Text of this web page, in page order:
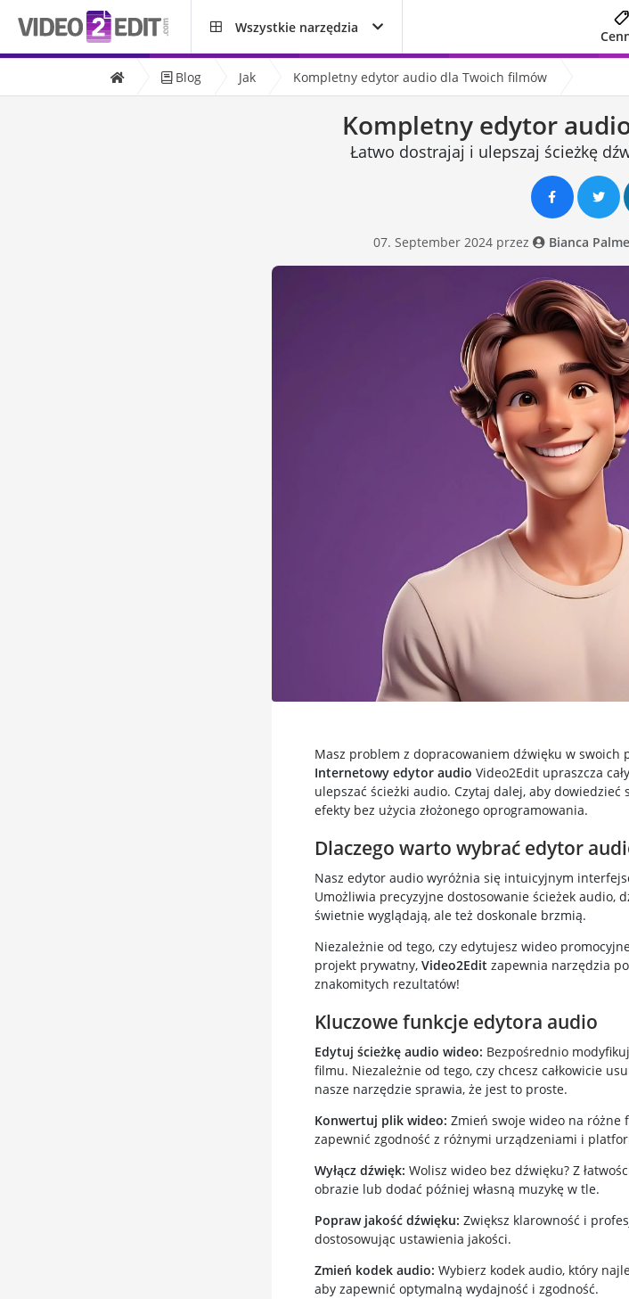
Wszystkie narzędzia
Blog Jak Kompletny edytor audio dla Twoich filmów
Kompletny edytor
Łatwo dostrajaj i ulepszaj ścieżkę
07. September 2024 przez Bianca
Masz problem z dopracowaniem dźwięku w swoich
Internetowy edytor audio Video2Edit upraszcza
ulepszać ścieżki audio. Czytaj dalej, aby
efekty bez użycia złożonego oprogramowania.
Dlaczego warto wybrać edytor
Nasz edytor audio wyróżnia się intuicyjnym
Umożliwia precyzyjne dostosowanie ścieżek audio,
świetnie wyglądają, ale też doskonale brzmią.
Niezależnie od tego, czy edytujesz wideo
projekt prywatny, Video2Editzapewnia narzędzia
znakomitych rezultatów!
Kluczowe funkcje edytora audio
Edytuj ścieżkę audio wideo: Bezpośrednio
filmu. Niezależnie od tego, czy chcesz całkowicie
nasze narzędzie sprawia, że jest to proste.
Konwertuj plik wideo: Zmień swoje wideo na różne
zapewnić zgodność z różnymi urządzeniami i
Wyłącz dźwięk: Wolisz wideo bez dźwięku? Z
obrazie lub dodać później własną muzykę w tle.
Popraw jakość dźwięku: Zwiększ klarowność i
dostosowując ustawienia jakości.
Zmień kodek audio: Wybierz kodek audio, który
aby zapewnić optymalną wydajność i zgodność.